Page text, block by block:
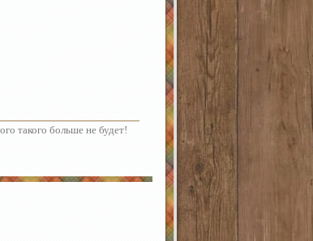
такого больше не будет!